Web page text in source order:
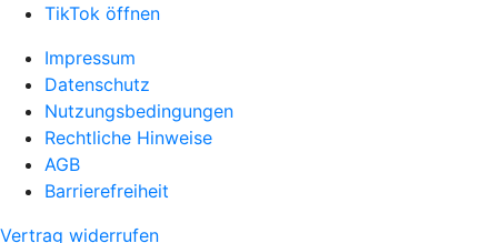
TikTok öffnen
Impressum
Datenschutz
Nutzungsbedingungen
Rechtliche Hinweise
AGB
Barrierefreiheit
Vertrag widerrufen